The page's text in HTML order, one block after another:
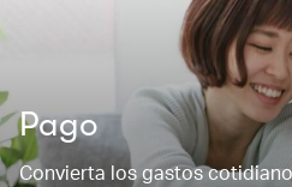
Pago
Convierta los gastos